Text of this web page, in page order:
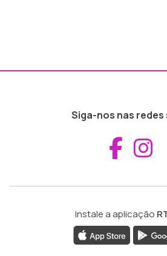
Siga-nos nas redes
Instale a aplicação